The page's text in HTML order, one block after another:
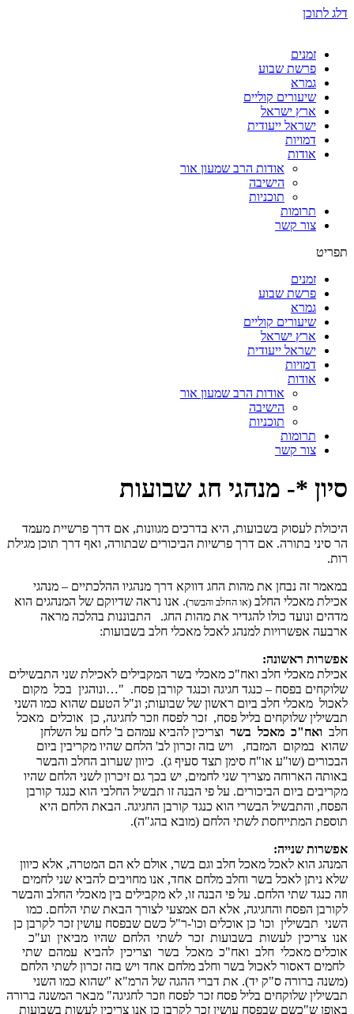
דלג לתוכן
זמנים
פרשת שבוע
גמרא
שיעורים קוליים
ארץ ישראל
ישראל ייעודית
דמויות
אודות
אודות הרב שמעון אור
הישיבה
תוכניות
תרומות
צור קשר
תפריט
זמנים
פרשת שבוע
גמרא
שיעורים קוליים
ארץ ישראל
ישראל ייעודית
דמויות
אודות
אודות הרב שמעון אור
הישיבה
תוכניות
תרומות
צור קשר
סיון *- מנהגי חג שבועות
היכולת לעסוק בשבועות, היא בדרכים מגוונות, אם דרך פרשיית מעמד
הר סיני בתורה. אם דרך פרשיות הביכורים שבתורה, ואף דרך תוכן מגילת
רות.
במאמר זה נבחן את מהות החג דווקא דרך מנהגיו ההלכתיים – מנהגי
אכילת מאכלי החלב (או החלב והבשר). אנו נראה שדיוקם של המנהגים הוא
מדהים ונועד כולו להגדיר את מהות החג.
התבוננות בהלכה מראה
ארבעה אפשרויות למנהג לאכל מאכלי חלב בשבועות:
אפשרות ראשונה:
אכילת מאכלי חלב ואח"כ מאכלי בשר המקבילים לאכילת שני התבשילים
שלוקחים בפסח – כנגד חגיגה וכנגד קורבן פסח. "…ונוהגין בכל מקום
לאכול מאכלי חלב ביום ראשון של שבועות; ונ"ל הטעם שהוא כמו השני
תבשילין שלוקחים בליל פסח, זכר לפסח וזכר לחגיגה, כן אוכלים מאכל
חלב ואח"כ מאכל בשר וצריכין להביא עמהם ב' לחם על השלחן
שהוא במקום המזבח,
ויש בזה זכרון לב' הלחם שהיו מקריבין ביום
הבכורים (שו"ע או"ח סימן תצד סעיף ג). כיוון שערוב החלב והבשר
באותה הארוחה מצריך שני לחמים, יש בכך גם זיכרון לשני הלחם שהיו
מקריבים ביום הביכורים. על פי הבנה זו תבשיל החלבי הוא כנגד קורבן
הפסח, והתבשיל הבשרי הוא כנגד קורבן החגיגה. הבאת הלחם היא
תוספת המתייחסת לשתי הלחם (מובא בהג"ה).
אפשרות שנייה:
המנהג הוא לאכל מאכל חלב וגם בשר, אולם לא הם המטרה, אלא כיוון
שלא ניתן לאכל בשר וחלב מלחם אחד, אנו מחויבים להביא שני לחמים
וזה כנגד שתי הלחם. על פי הבנה זו, לא מקבילים בין מאכלי החלב והבשר
לקורבן הפסח והחגיגה, אלא הם אמצעי לצורך הבאת שתי הלחם. כמו
השני תבשילין וכו' כן אוכלים וכו'-ר"ל כשם שבפסח עושין זכר לקרבן כן
אנו צריכין לעשות בשבועות זכר לשתי הלחם שהיו מביאין וע"כ
אוכלים מאכלי חלב ואח"כ מאכל בשר וצריכין להביא עמהם שתי
לחמים דאסור לאכול בשר וחלב מלחם אחד ויש בזה זכרון לשתי הלחם
(משנה ברורה ס"ק יד). את דברי ההגה של הרמ"א "שהוא כמו השני
תבשילין שלוקחים בליל פסח זכר לפסח וזכר לחגיגה" מבאר המשנה ברורה
באופן ש"כשם שבפסח עושין זכר לקרבן כן אנו צריכין לעשות בשבועות